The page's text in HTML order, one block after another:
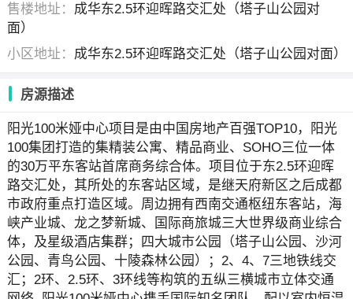
售楼地址： 成华东2.5环迎晖路交汇处（塔子山公园对
面）
小区地址： 成华东2.5环迎晖路交汇处（塔子山公园对面）
房源描述
阳光100米娅中心项目是由中国房地产百强TOP10，阳光
100集团打造的集精装公寓、精品商业、SOHO三位一体
的30万平东客站首席商务综合体。项目位于东2.5环迎晖
路交汇处，其所处的东客站区域，是继天府新区之后成都
市政府重点打造区域。周边拥有西南交通枢纽东客站，海
峡产业城、龙之梦新城、国际商旅城三大世界级商业综合
体，及星级酒店集群；四大城市公园（塔子山公园、沙河
公园、青鸟公园、十陵森林公园）；2、4、7三地铁线交
汇；2环、2.5环、3环线等构筑的五纵三横城市立体交通